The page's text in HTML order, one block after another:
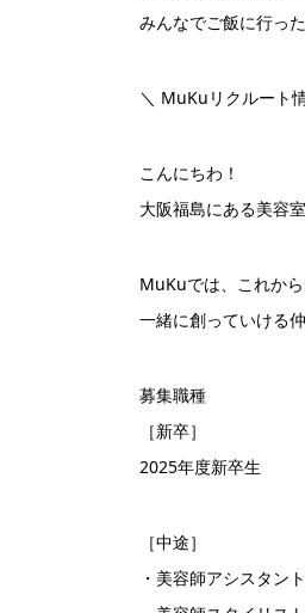
みんなでご飯に行っ
＼ MuKuリクルート
こんにちわ！
大阪福島にある美容
MuKuでは、これか
一緒に創っていける
︎募集職種
［新卒］
2025年度新卒生
［中途］
・美容師アシスタント